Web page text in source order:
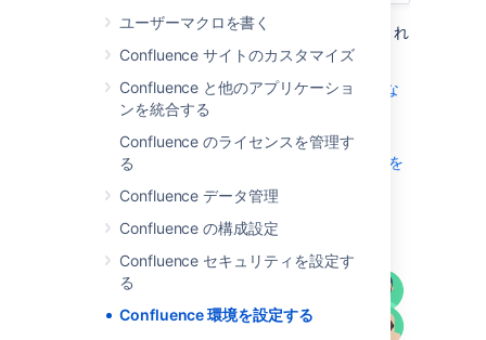
ユーザーマクロを書く
Confluence サイトのカスタマイズ
Confluence と他のアプリケーショ
ンを統合する
Confluence のライセンスを管理す
る
Confluence データ管理
Confluence の構成設定
Confluence セキュリティを設定す
る
Confluence 環境を設定する
このセクションには、次のガイドラインが含まれ
ています。
Confluence ホームおよびその他の重要な
ディレクトリ
アプリケーションサーバーの設定
システム起動時に自動的に Confluence を
図：Confluence インストール